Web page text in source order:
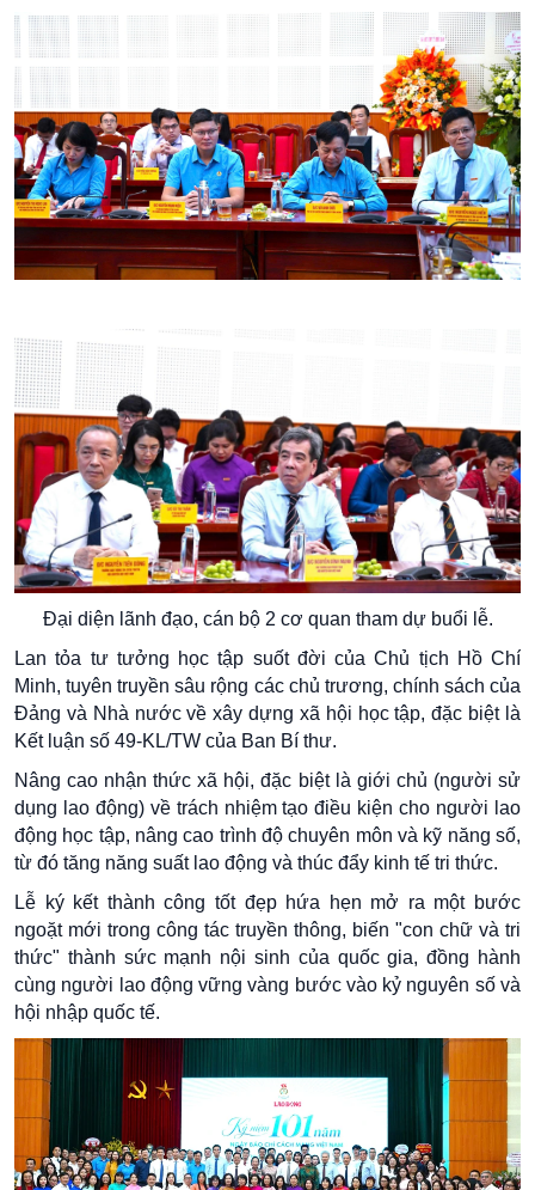
Đại diện lãnh đạo, cán bộ 2 cơ quan tham dự buổi lễ.
Lan tỏa tư tưởng học tập suốt đời của Chủ tịch Hồ Chí
Minh, tuyên truyền sâu rộng các chủ trương, chính sách của
Đảng và Nhà nước về xây dựng xã hội học tập, đặc biệt là
Kết luận số 49-KL/TW của Ban Bí thư.
Nâng cao nhận thức xã hội, đặc biệt là giới chủ (người sử
dụng lao động) về trách nhiệm tạo điều kiện cho người lao
động học tập, nâng cao trình độ chuyên môn và kỹ năng số,
từ đó tăng năng suất lao động và thúc đẩy kinh tế tri thức.
Lễ ký kết thành công tốt đẹp hứa hẹn mở ra một bước
ngoặt mới trong công tác truyền thông, biến "con chữ và tri
thức" thành sức mạnh nội sinh của quốc gia, đồng hành
cùng người lao động vững vàng bước vào kỷ nguyên số và
hội nhập quốc tế.